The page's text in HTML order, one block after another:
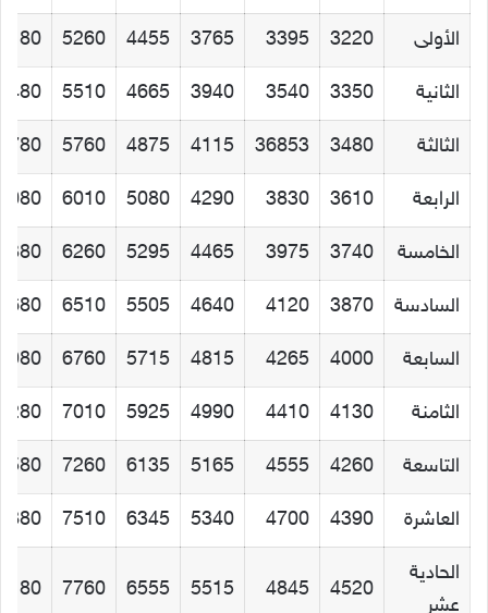
الأولى 3220
3395
3765
4455
5260
الثانية 3350
3540
3940
4665
5510
الثالثة 3480
36853
4115
4875
5760
الرابعة 3610
3830
4290
5080
6010
الخامسة 3740
3975
4465
5295
6260
السادسة 3870
4120
4640
5505
6510
السابعة 4000
4265
4815
5715
6760
الثامنة 4130
4410
4990
5925
7010
التاسعة 4260
4555
5165
6135
7260
العاشرة 4390
4700
5340
6345
7510
الحادية
عشر
4520
4845
5515
6555
7760